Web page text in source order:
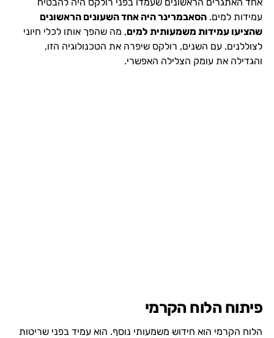
עמידות למים. הסאבמרינר היה אחד השעונים הראשונים
שהציעו עמידות משמעותית למים, מה שהפך אותו לכלי חיוני
לצוללנים. עם השנים, רולקס שיפרה את הטכנולוגיה הזו,
והגדילה את עומק הצלילה האפשרי.
פיתוח הלוח הקרמי
הלוח הקרמי הוא חידוש משמעותי נוסף. הוא עמיד בפני שריטות